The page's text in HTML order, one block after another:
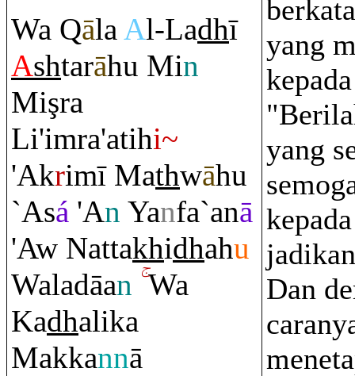
Wa QālaAl-Ladhī
Ashtarāhu Min
Mişra
Li'imra'atihi~
'Akrimī Mathwāhu
`Asá 'An Yanfa`anā
'Aw Nattakhidhahu
Waladāan Wa
Kadhalika
Makkannā
yang
yang
Dan